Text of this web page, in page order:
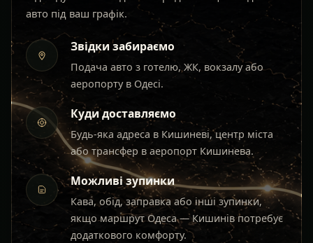
авто під ваш графік.
Звідки забираємо
Подача авто з готелю, ЖК, вокзалу або
аеропорту в Одесі.
Куди доставляємо
Будь-яка адреса в Кишиневі, центр міста
або трансфер в аеропорт Кишинева.
Можливі зупинки
Кава, обід, заправка або інші зупинки,
якщо маршрут Одеса — Кишинів потребує
додаткового комфорту.